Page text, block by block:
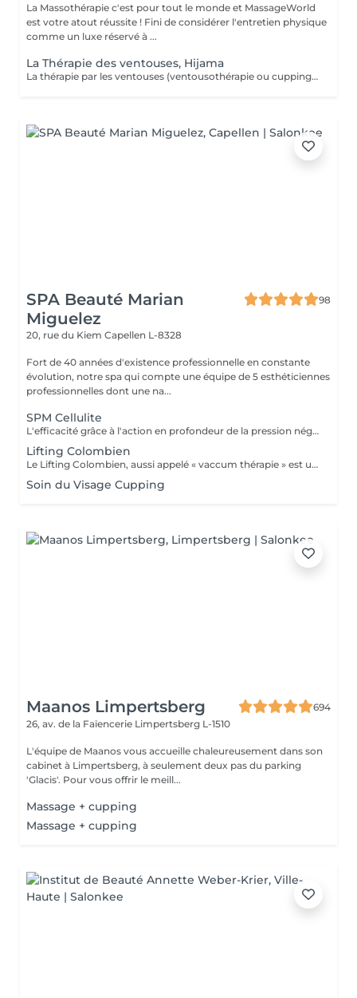
La Massothérapie c'est pour tout le monde et MassageWorld
est votre atout réussite ! Fini de considérer l'entretien physique
comme un luxe réservé à ...
La Thérapie des ventouses, Hijama
La thérapie par les ventouses (ventousothérapie ou cupping) peut être employée pour divers problèmes de santé. Actuellement, elle est surtout utilisée pour soulager les douleurs musculosquelettiques. 'application des ventouses active fortement la circulation du sang et par le fait même, soulage la douleur. Jusqu'à récemment cette technique était très peu connue de la plupart des gens en occident. Depuis quelques années elle gagne en popularité. La thérapie par les ventouses est maintenant de plus en plus répendue. L'aspiration provoquée par les ventouses augmente considérablement la circulation sanguine au niveau des vaisseaux sanguins capillaires des muscles, tissus conjonctifs et des fascias. Elle améliore aussi la circulation lymphatique. Ainsi, elle libère la stagnation de Qi et de Sang dans les zones douloureuses. Cela a pour effet de diminuer les douleurs, les tensions, les contractions et les spasmes musculaires. De plus, le cupping favorise la guérison et permet d'éliminer plus rapidement l'acide lactique accumulé dans les muscles par l'effort physique. Le cupping est aussi utilisé pour chasser les pathogènes à l'extérieur du corps et dégager les voies respiratoires en cas de rhumes, grippes ou bronchites. Laissez-vous surprendre par cette technique millénaire.
SPA Beauté Marian
Miguelez
98
20, rue du Kiem Capellen L-8328
Fort de 40 années d'existence professionnelle en constante
évolution, notre spa qui compte une équipe de 5 esthéticiennes
professionnelles dont une na...
SPM Cellulite
L'efficacité grâce à l'action en profondeur de la pression négative. Technique originale du "palper - rouler" Drainage, régénération et raffermissement des tissus du visage, du buste et du corps. Pour tous types de peaux. Traitements spécifiques contre les vergetures, la cellulite et bien d'autres. Maîtriser peau d'orange, culotte de cheval et tissus conjonctif faible grâce au SPM Digital ! Le SPM le multi -talent dont on ne peut plus se passer. Raffermir et regalber la poitrine sans appel à la chirurgie, l'un des nombreux traitements spécifiques.
Lifting Colombien
Le Lifting Colombien, aussi appelé « vaccum thérapie » est une technique non chirurgicale, pratiquée à l'aide de ventouses qui exercent une aspiration pour casser les dépôts de cellulite et de graisse, éliminer les toxines, améliorer le drainage et restaurer l'élasticité de la peau.
Soin du Visage Cupping
Maanos Limpertsberg
694
26, av. de la Faïencerie Limpertsberg L-1510
L'équipe de Maanos vous accueille chaleureusement dans son
cabinet à Limpertsberg, à seulement deux pas du parking
'Glacis'. Pour vous offrir le meill...
Massage + cupping
Massage + cupping